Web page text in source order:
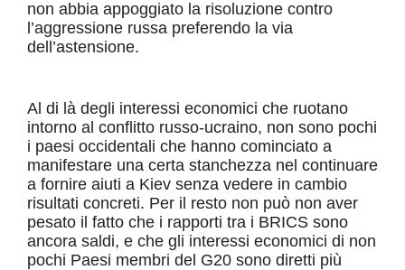
non abbia appoggiato la risoluzione contro
l’aggressione russa preferendo la via
dell’astensione.
Al di là degli interessi economici che ruotano
intorno al conflitto russo-ucraino, non sono pochi
i paesi occidentali che hanno cominciato a
manifestare una certa stanchezza nel continuare
a fornire aiuti a Kiev senza vedere in cambio
risultati concreti. Per il resto non può non aver
pesato il fatto che i rapporti tra i BRICS sono
ancora saldi, e che gli interessi economici di non
pochi Paesi membri del G20 sono diretti più